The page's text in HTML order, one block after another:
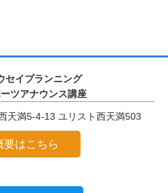
セイプランニング
ツアナウンス講座
満5-4-13 ユリスト西天満503
要はこちら